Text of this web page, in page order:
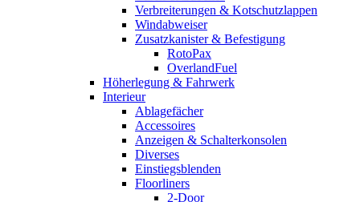
Verbreiterungen & Kotschutzlappen
Windabweiser
Zusatzkanister & Befestigung
RotoPax
OverlandFuel
Höherlegung & Fahrwerk
Interieur
Ablagefächer
Accessoires
Anzeigen & Schalterkonsolen
Diverses
Einstiegsblenden
Floorliners
2-Door